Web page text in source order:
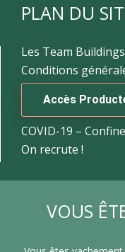
PLAN DU
Les Team
Conditions
Accès
COVID-19 –
On recrute !
VOUS